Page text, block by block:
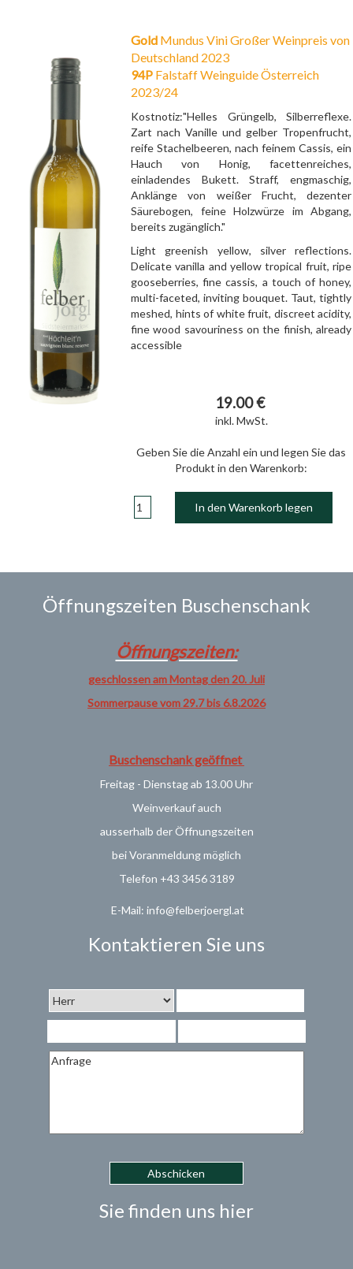
Gold Mundus Vini Großer Weinpreis von
Deutschland 2023
94P Falstaff Weinguide Österreich
2023/24
Kostnotiz:"Helles Grüngelb, Silberreflexe.
Zart nach Vanille und gelber Tropenfrucht,
reife Stachelbeeren, nach feinem Cassis, ein
Hauch von Honig, facettenreiches,
einladendes Bukett. Straff, engmaschig,
Anklänge von weißer Frucht, dezenter
Säurebogen, feine Holzwürze im Abgang,
bereits zugänglich."
Light greenish yellow, silver reflections.
Delicate vanilla and yellow tropical fruit, ripe
gooseberries, fine cassis, a touch of honey,
multi-faceted, inviting bouquet. Taut, tightly
meshed, hints of white fruit, discreet acidity,
fine wood savouriness on the finish, already
accessible
19.00 €
inkl. MwSt.
Geben Sie die Anzahl ein und legen Sie das
Produkt in den Warenkorb:
In den Warenkorb legen
Öffnungszeiten Buschenschank
Öffnungszeiten:
geschlossen am Montag den 20. Juli
Sommerpause vom 29.7 bis 6.8.2026
Buschenschank geöffnet
Freitag - Dienstag ab 13.00 Uhr
Weinverkaufauch
ausserhalb der Öffnungszeiten
bei Voranmeldung möglich
Telefon +43 3456 3189
E-Mail: info@felberjoergl.at
Kontaktieren Sie uns
Sie finden uns hier